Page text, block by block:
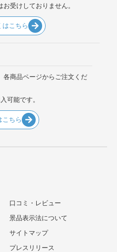
受けしておりません。
はこちら
各商品ページからご注文くだ
可能です。
こちら
口コミ・レビュー
景品表示法について
サイトマップ
プレスリリース